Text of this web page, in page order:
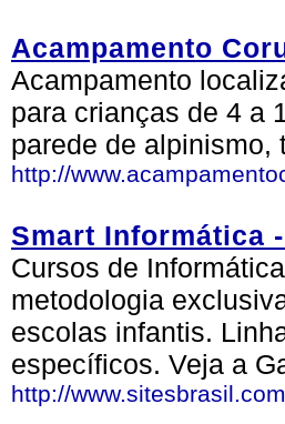
Acampamento
Acampamento
para crianças de 4 a
parede de alpinismo,
http://
Smart Informática
Cursos de
metodologia
escolas infantis.
específicos. Veja a
http://